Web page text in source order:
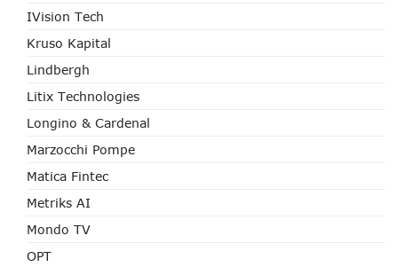
IVision Tech
Kruso Kapital
Lindbergh
Litix Technologies
Longino & Cardenal
Marzocchi Pompe
Matica Fintec
Metriks AI
Mondo TV
OPT